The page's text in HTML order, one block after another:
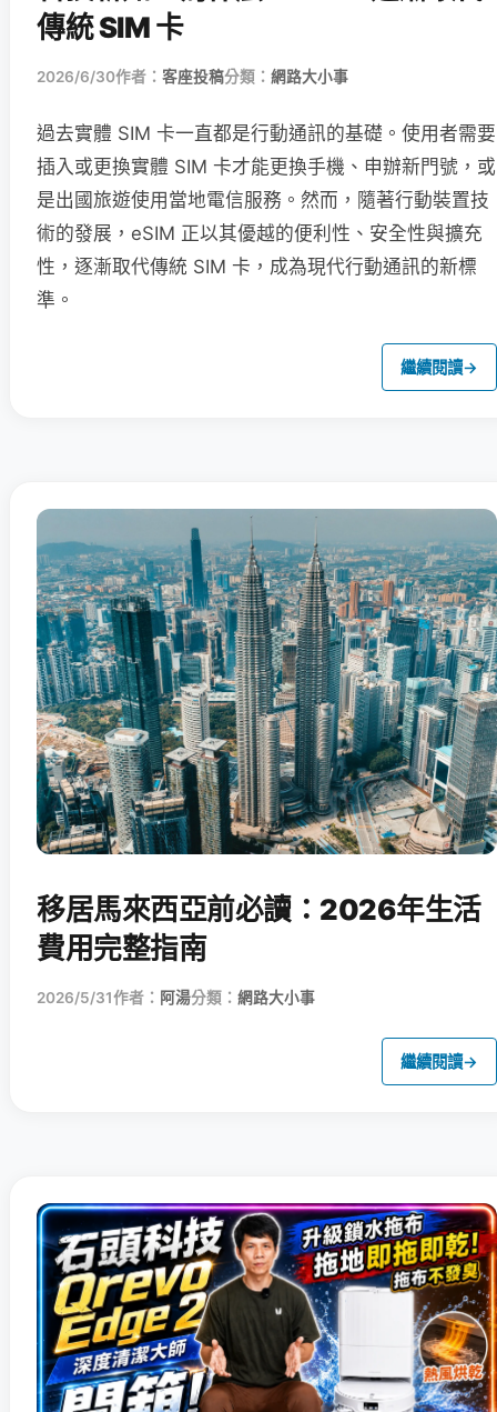
傳統 SIM 卡
2026/6/30作者： 客座投稿分類： 網路大小事
過去實體 SIM 卡一直都是行動通訊的基礎。使用者需要
插入或更換實體 SIM 卡才能更換手機、申辦新門號，或
是出國旅遊使用當地電信服務。然而，隨著行動裝置技
術的發展，eSIM 正以其優越的便利性、安全性與擴充
性，逐漸取代傳統 SIM 卡，成為現代行動通訊的新標
準。
繼續閱讀→
移居馬來西亞前必讀：2026年生活
費用完整指南
2026/5/31作者： 阿湯分類： 網路大小事
繼續閱讀→